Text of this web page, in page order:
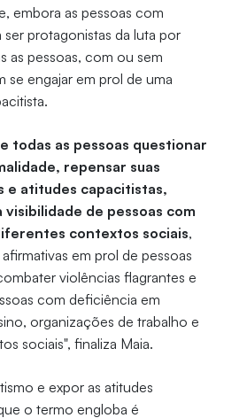
embora as pessoas com
protagonistas da luta por
as pessoas, com ou sem
se engajar em prol de uma
todas as pessoas questionar
repensar suas
e atitudes capacitistas,
de pessoas com
contextos sociais,
em prol de pessoas
violências flagrantes e
com deficiência em
organizações de trabalho e
sociais", finaliza Maia.
e expor as atitudes
o termo engloba é